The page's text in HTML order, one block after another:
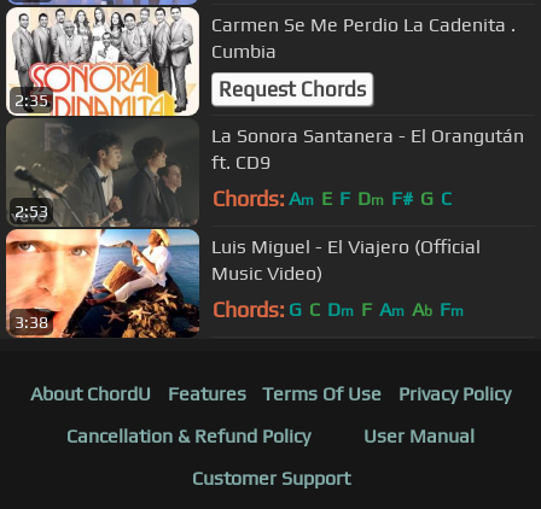
2:35
Carmen Se Me Perdio La Cadenita .
Cumbia
Request Chords
2:53
La Sonora Santanera - El Orangután
ft. CD9
Chords: Am E F Dm F# G C
3:38
Luis Miguel - El Viajero (Official
Music Video)
Chords: G C Dm F Am Ab Fm
About ChordU Features Terms Of Use
Privacy Policy
Cancellation & Refund Policy
User Manual
Customer Support